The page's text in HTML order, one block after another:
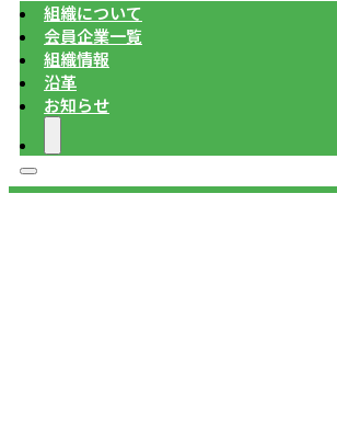
組織について
会員企業一覧
組織情報
沿革
お知らせ